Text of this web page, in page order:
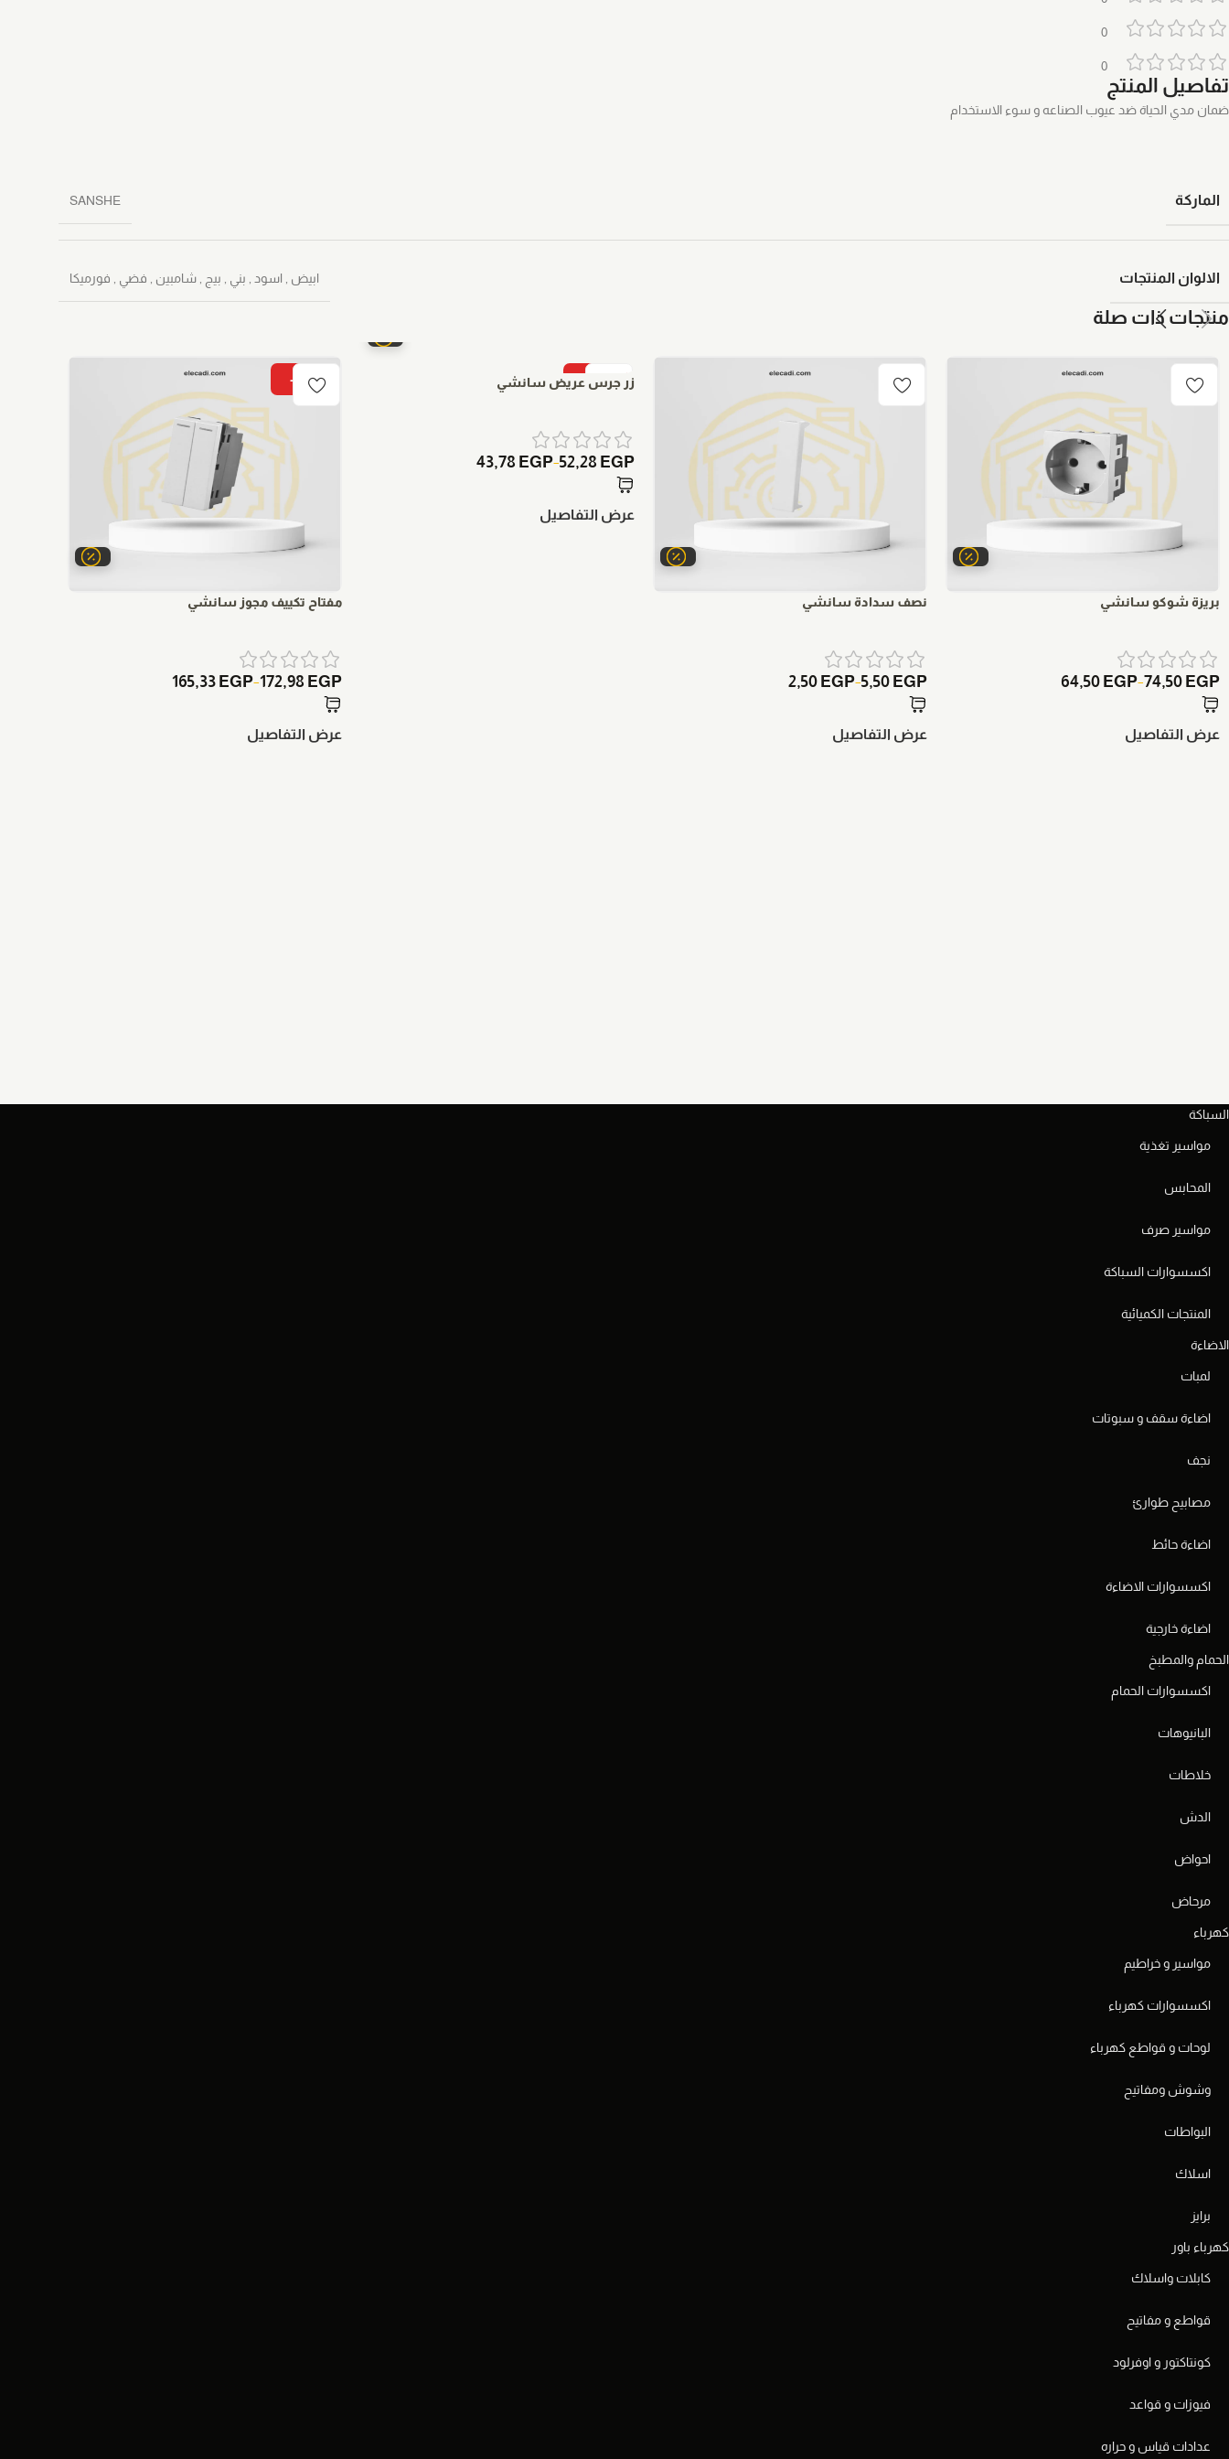
0
0
تفاصيل المنتج
ضمان مدي الحياة ضد عيوب الصناعه و سوء الاستخدام
الماركة SANSHE
الالوان المنتجات ابيض , اسود , بني , بيج , شامبين , فضي , فورميكا
منتجات ذات صلة
بريزة شوكو سانشي
64,50 EGP–74,50 EGP
عرض التفاصيل
نصف سدادة سانشي
2,50 EGP–5,50 EGP
عرض التفاصيل
-15%
زر جرس عريض سانشي
43,78 EGP–52,28 EGP
عرض التفاصيل
-15%
مفتاح تكييف مجوز سانشي
165,33 EGP–172,98 EGP
عرض التفاصيل
السباكة
مواسير تغذية
المحابس
مواسير صرف
اكسسوارات السباكة
المنتجات الكميائية
الاضاءة
لمبات
اضاءة سقف و سبوتات
نجف
مصابيح طوارئ
اضاءة حائط
اكسسوارات الاضاءة
اضاءة خارجية
الحمام والمطبخ
اكسسوارات الحمام
البانيوهات
خلاطات
الدش
احواض
مرحاض
كهرباء
مواسير و خراطيم
اكسسوارات كهرباء
لوحات و قواطع كهرباء
وشوش ومفاتيح
البواطات
اسلاك
برايز
كهرباء باور
كابلات واسلاك
قواطع و مفاتيح
كونتاكتور و اوفرلود
فيوزات و قواعد
عدادات قياس و حراره